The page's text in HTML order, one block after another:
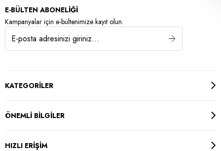
E-BÜLTEN ABONELİĞİ
Kampanyalar için e-bültenimize kayıt olun.
KATEGORİLER
ÖNEMLİ BİLGİLER
HIZLI ERİŞİM